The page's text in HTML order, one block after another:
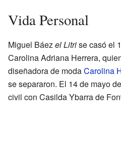
Vida Personal
Miguel Báezel Litrise casó el
Carolina Adriana Herrera,
diseñadora de modaCarolina
se separaron. El 14 de mayo
civil con Casilda Ybarra de